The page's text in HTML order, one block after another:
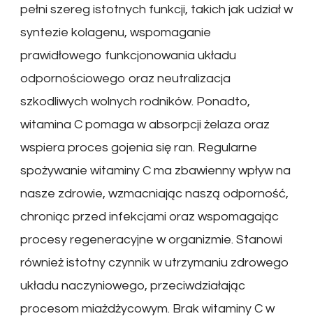
pełni szereg istotnych funkcji, takich jak udział w
syntezie kolagenu, wspomaganie
prawidłowego funkcjonowania układu
odpornościowego oraz neutralizacja
szkodliwych wolnych rodników. Ponadto,
witamina C pomaga w absorpcji żelaza oraz
wspiera proces gojenia się ran. Regularne
spożywanie witaminy C ma zbawienny wpływ na
nasze zdrowie, wzmacniając naszą odporność,
chroniąc przed infekcjami oraz wspomagając
procesy regeneracyjne w organizmie. Stanowi
również istotny czynnik w utrzymaniu zdrowego
układu naczyniowego, przeciwdziałając
procesom miażdżycowym. Brak witaminy C w